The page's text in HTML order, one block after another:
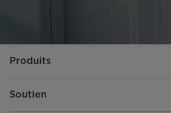
Produits
Soutien